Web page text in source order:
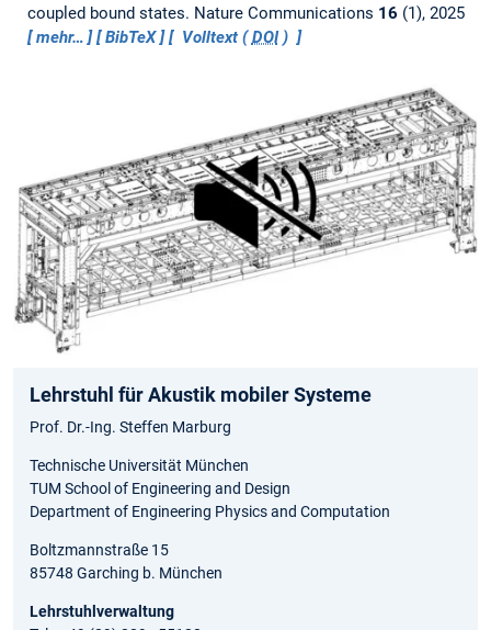
coupled bound states. Nature Communications 16 (1), 2025
mehr…
BibTeX Volltext (DOI)
Lehrstuhl für Akustik mobiler Systeme
Prof. Dr.-Ing. Steffen Marburg
Technische Universität München
TUM School of Engineering and Design
Department of Engineering Physics and Computation
Boltzmannstraße 15
85748 Garching b. München
Lehrstuhlverwaltung